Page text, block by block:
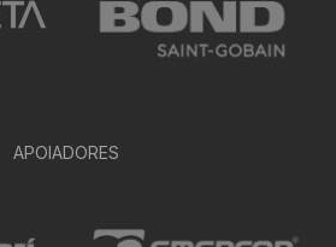
APOIADORES